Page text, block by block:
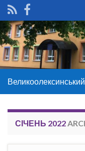
СІЧЕНЬ 2022